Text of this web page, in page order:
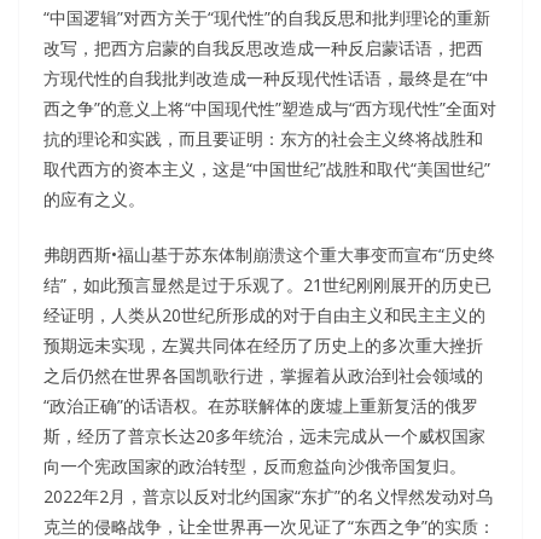
“中国逻辑”对西方关于“现代性”的自我反思和批判理论的重新
改写，把西方启蒙的自我反思改造成一种反启蒙话语，把西
方现代性的自我批判改造成一种反现代性话语，最终是在“中
西之争”的意义上将“中国现代性”塑造成与“西方现代性”全面对
抗的理论和实践，而且要证明：东方的社会主义终将战胜和
取代西方的资本主义，这是“中国世纪”战胜和取代“美国世纪”
的应有之义。
弗朗西斯•福山基于苏东体制崩溃这个重大事变而宣布“历史终
结”，如此预言显然是过于乐观了。21世纪刚刚展开的历史已
经证明，人类从20世纪所形成的对于自由主义和民主主义的
预期远未实现，左翼共同体在经历了历史上的多次重大挫折
之后仍然在世界各国凯歌行进，掌握着从政治到社会领域的
“政治正确”的话语权。在苏联解体的废墟上重新复活的俄罗
斯，经历了普京长达20多年统治，远未完成从一个威权国家
向一个宪政国家的政治转型，反而愈益向沙俄帝国复归。
2022年2月，普京以反对北约国家“东扩”的名义悍然发动对乌
克兰的侵略战争，让全世界再一次见证了“东西之争”的实质：